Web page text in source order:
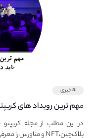
#خبری
معرفی بهترین رویداد های
در این مطلب از مجله کریپتو
بلاک‌چین،NFT و متاورس را معرفی می‌کنیم.